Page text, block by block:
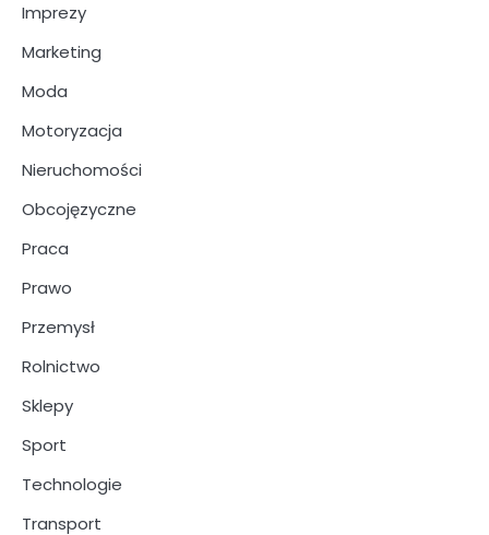
Imprezy
Marketing
Moda
Motoryzacja
Nieruchomości
Obcojęzyczne
Praca
Prawo
Przemysł
Rolnictwo
Sklepy
Sport
Technologie
Transport